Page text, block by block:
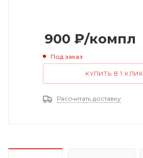
900 ₽/компл
Под заказ
КУПИТЬ В 1 КЛИК
Рассчитать доставку